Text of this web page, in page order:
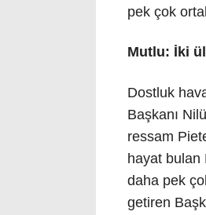
pek çok
Mutlu: İki
Dostluk
Başkanı
ressam
hayat bulan
daha pek
getiren